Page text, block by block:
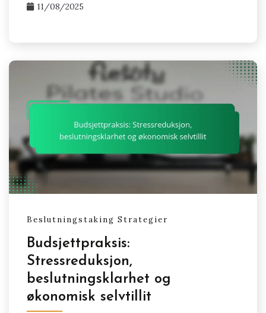
11/08/2025
Beslutningstaking Strategier
Budsjettpraksis:
Stressreduksjon,
beslutningsklarhet og
økonomisk selvtillit